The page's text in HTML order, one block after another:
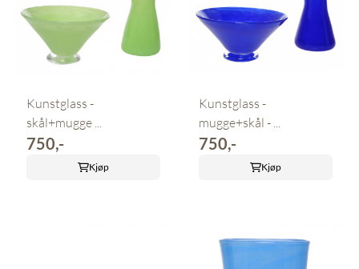
Kunstglass -
skål+mugge ...
750,-
Kjøp
Kunstglass -
mugge+skål - ...
750,-
Kjøp